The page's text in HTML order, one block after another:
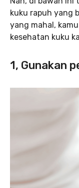
kuku rapuh yang
yang mahal,
kesehatan kuku
1, Gunakan